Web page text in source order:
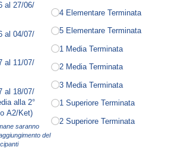
al 27/​06/​
al 04/​07/​
al 11/​07/​
al 18/​07/​
alla 2°
A2/​Ket)
saranno
del
4 Elementare Terminata
5 Elementare Terminata
1 Media Terminata
2 Media Terminata
3 Media Terminata
1 Superiore Terminata
2 Superiore Terminata